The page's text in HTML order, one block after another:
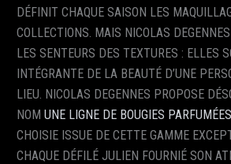
DÉFINIT CHAQUE SAISON LES
COLLECTIONS. MAIS NICOLAS
LES SENTEURS DES TEXTURES : ELLES
INTÉGRANTE DE LA BEAUTÉ D’UNE
LIEU. NICOLAS DEGENNES PROPOSE
NOM UNE LIGNE DE BOUGIES PARFUMÉES
CHOISIE ISSUE DE CETTE GAMME
CHAQUE DÉFILÉ JULIEN FOURNIÉ SON